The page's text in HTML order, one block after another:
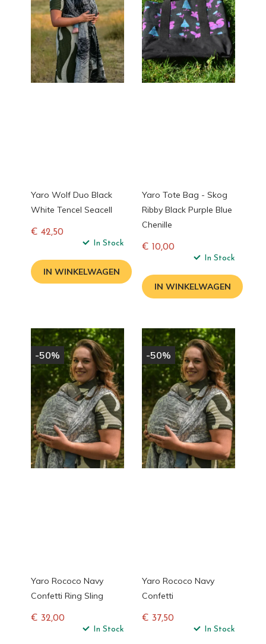
Yaro Wolf Duo Black
White Tencel Seacell
€ 42,50
In Stock
IN WINKELWAGEN
Yaro Tote Bag - Skog
Ribby Black Purple Blue
Chenille
€ 10,00
In Stock
IN WINKELWAGEN
-50%
Yaro Rococo Navy
Confetti Ring Sling
€ 32,00
In Stock
-50%
Yaro Rococo Navy
Confetti
€ 37,50
In Stock